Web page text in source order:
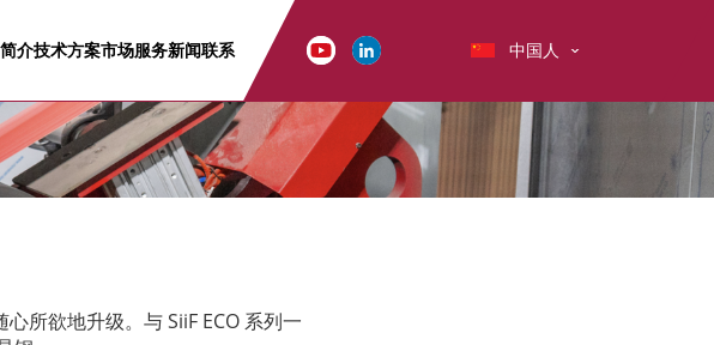
介技术方案市场服务新闻联系 中国人
所欲地升级。与 SiiF ECO 系列一